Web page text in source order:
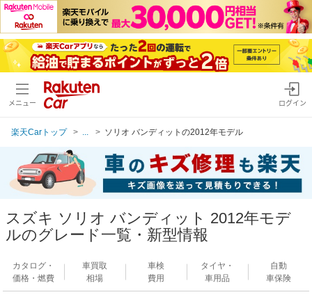
メニュー ログイン
楽天Carトップ ソリオ バンディットの2012年モデル
スズキ ソリオ バンディット 2012年モデ
ルのグレード一覧・新型情報
カタログ・
価格・燃費
車買取
相場
車検
費用
タイヤ・
車用品
自動
車保険